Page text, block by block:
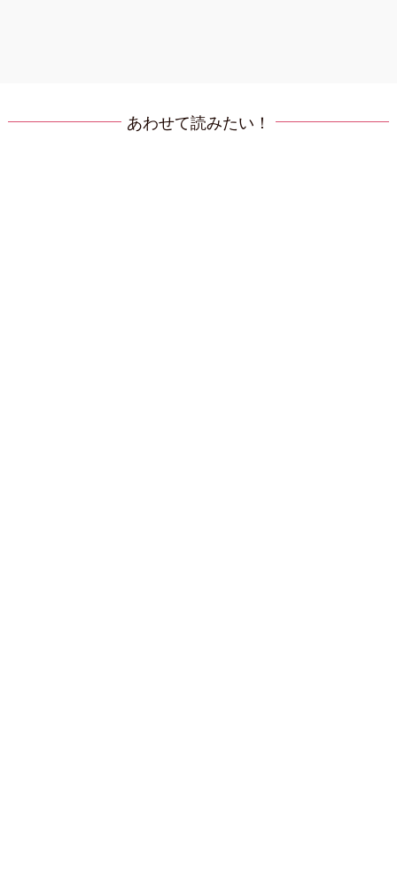
あわせて読みたい！